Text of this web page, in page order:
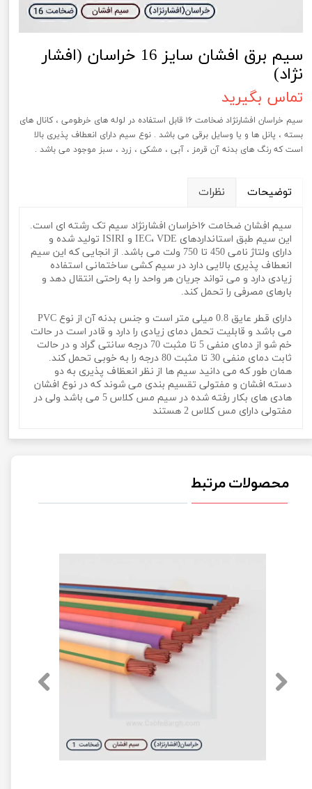
سیم برق افشان سایز 16 خراسان (افشار
نژاد)
تماس بگیرید
سیم خراسان افشارنژاد ضخامت ۱۶ قابل استفاده در لوله های خرطومی ، کانال های
بسته ، پانل ها و یا وسایل برقی می باشد . نوع سیم دارای انعطاف پذیری بالا
است که رنگ های بدنه آن قرمز ، آبی ، مشکی ، زرد ، سبز موجود می باشد .
توضیحات نظرات
سیم افشان ضخامت ۱۶خراسان افشارنژاد سیم تک رشته ای است.
این سیم طبق استانداردهای IEC، VDE و ISIRI تولید شده و
دارای ولتاژ نامی 450 تا 750 ولت می باشد. از انجایی که این سیم
انعطاف پذیری بالایی دارد در سیم کشی ساختمانی استفاده
زیادی دارد و می تواند جریان هر واحد را به راحتی انتقال دهد و
بارهای مصرفی را تحمل کند.
دارای قطر عایق 0.8 میلی متر است و جنس بدنه آن از نوع PVC
می باشد و قابلیت تحمل دمای زیادی را دارد و قادر است در حالت
خم شو از دمای منفی 5 تا مثبت 70 درجه سانتی گراد و در حالت
ثابت دمای منفی 30 تا مثبت 80 درجه را به خوبی تحمل کند.
همان طور که می دانید سیم ها از نظر انعظاف پذیری به دو
دسته افشان و مفتولی تقسیم بندی می شوند که در نوع افشان
هادی های بکار رفته شده در سیم مس کلاس 5 می باشد ولی در
مفتولی دارای مس کلاس 2 هستند
محصولات مرتبط